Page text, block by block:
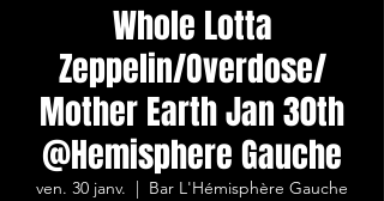
Whole Lotta
Zeppelin/Overdose/
Mother Earth Jan 30th
@Hemisphere Gauche
ven. 30 janv. Bar L'Hémisphère Gauche